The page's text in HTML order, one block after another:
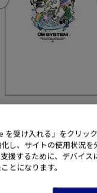
を受け入れる」をクリッ
し、サイトの使用状況を
援するために、デバイス
とになります。